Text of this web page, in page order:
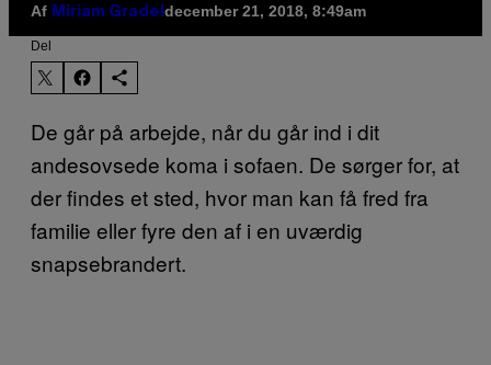
Af Miriam Gradel december 21, 2018, 8:49am
Del
De går på arbejde, når du går ind i dit
andesovsede koma i sofaen. De sørger for, at
der findes et sted, hvor man kan få fred fra
familie eller fyre den af i en uværdig
snapsebrandert.